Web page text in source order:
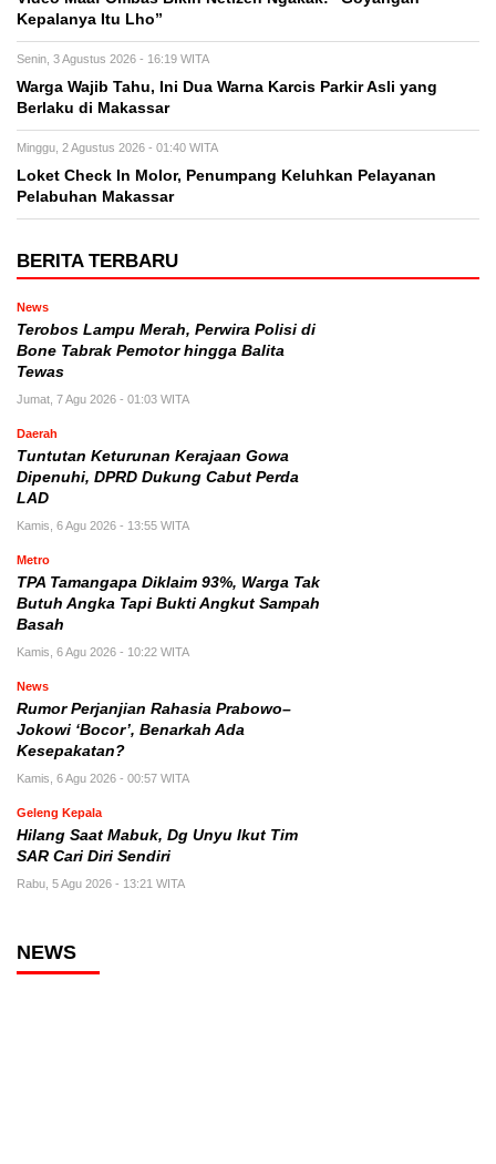
Kepalanya Itu Lho”
Senin, 3 Agustus 2026 - 16:19 WITA
Warga Wajib Tahu, Ini Dua Warna Karcis Parkir Asli yang
Berlaku di Makassar
Minggu, 2 Agustus 2026 - 01:40 WITA
Loket Check In Molor, Penumpang Keluhkan Pelayanan
Pelabuhan Makassar
BERITA TERBARU
News
Terobos Lampu Merah, Perwira Polisi di
Bone Tabrak Pemotor hingga Balita
Tewas
Jumat, 7 Agu 2026 - 01:03 WITA
Daerah
Tuntutan Keturunan Kerajaan Gowa
Dipenuhi, DPRD Dukung Cabut Perda
LAD
Kamis, 6 Agu 2026 - 13:55 WITA
Metro
TPA Tamangapa Diklaim 93%, Warga Tak
Butuh Angka Tapi Bukti Angkut Sampah
Basah
Kamis, 6 Agu 2026 - 10:22 WITA
News
Rumor Perjanjian Rahasia Prabowo–
Jokowi ‘Bocor’, Benarkah Ada
Kesepakatan?
Kamis, 6 Agu 2026 - 00:57 WITA
Geleng Kepala
Hilang Saat Mabuk, Dg Unyu Ikut Tim
SAR Cari Diri Sendiri
Rabu, 5 Agu 2026 - 13:21 WITA
NEWS